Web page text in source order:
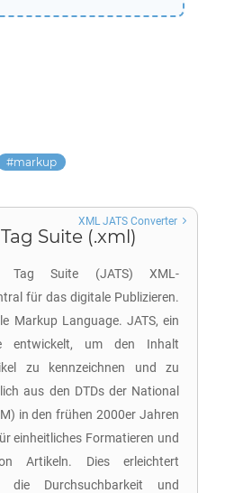
markup
Suite (.xml)
Tag Suite (JATS) XML-
für das digitale Publizieren.
Markup Language. JATS, ein
entwickelt, um den Inhalt
zu kennzeichnen und zu
aus den DTDs der National
in den frühen 2000er Jahren
einheitliches Formatieren und
Artikeln. Dies erleichtert
die Durchsuchbarkeit und
XML JATS Converter